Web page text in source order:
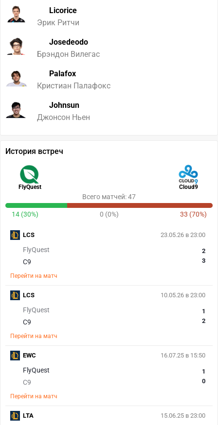
Licorice
Эрик Ритчи
Josedeodo
Брэндон Вилегас
Palafox
Кристиан Палафокс
Johnsun
Джонсон Ньен
История встреч
FlyQuest Cloud9
Всего матчей: 47
14 (30%) 0 (0%) 33 (70%)
23.05.26 в 23:00
FlyQuest
C9
2
3
Перейти на матч
LCS
10.05.26 в 23:00
FlyQuest
C9
1
2
Перейти на матч
LCS
16.07.25 в 15:50
FlyQuest
C9
1
0
Перейти на матч
EWC
15.06.25 в 23:00
LTA